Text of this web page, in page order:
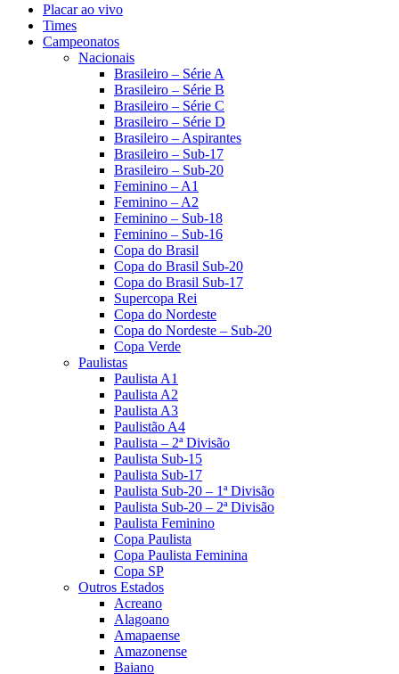
Placar ao vivo
Times
Campeonatos
Nacionais
Brasileiro – Série A
Brasileiro – Série B
Brasileiro – Série C
Brasileiro – Série D
Brasileiro – Aspirantes
Brasileiro – Sub-17
Brasileiro – Sub-20
Feminino – A1
Feminino – A2
Feminino – Sub-18
Feminino – Sub-16
Copa do Brasil
Copa do Brasil Sub-20
Copa do Brasil Sub-17
Supercopa Rei
Copa do Nordeste
Copa do Nordeste – Sub-20
Copa Verde
Paulistas
Paulista A1
Paulista A2
Paulista A3
Paulistão A4
Paulista – 2ª Divisão
Paulista Sub-15
Paulista Sub-17
Paulista Sub-20 – 1ª Divisão
Paulista Sub-20 – 2ª Divisão
Paulista Feminino
Copa Paulista
Copa Paulista Feminina
Copa SP
Outros Estados
Acreano
Alagoano
Amapaense
Amazonense
Baiano